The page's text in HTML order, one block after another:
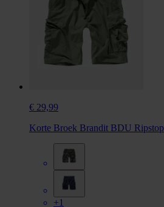
€ 29,99
Korte Broek Brandit BDU Ripstop
+1